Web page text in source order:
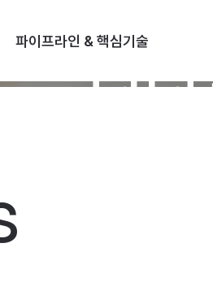
파이프라인 & 핵심기술
O
M
리